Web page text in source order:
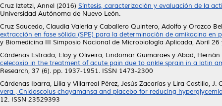
Cruz Iztetzi, Annel (2016) Síntesis, caracterización y evaluación de la
Universidad Autónoma de Nuevo León.
Cruz Saucedo, Claudia Valeria y Caballero Quintero, Adolfo y Orozco
extracción en fase sólida (SPE) para la determinación de amikacina en
y Biomedicina III Simposio Nacional de Microbiología Aplicada, Abril 26
Cárdenas Estrada, Eloy y Oliveira, Lindomar Guimarães y Abad, Hernán
celecoxib in the treatment of acute pain due to ankle sprain in a latin
Research, 37 (6). pp. 1937-1951. ISSN 1473-2300
Cárdenas Ibarra, Lilia y Villarreal Pérez, Jesús Zacarías y Lira Castillo, J.
vera , Cnidoscolus chayamansa and placebo for reducing
12. ISSN 23529393